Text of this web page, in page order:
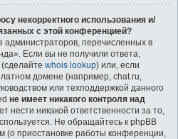
некорректного использования и/
с этой конференцией?
перечисленных в
Если вы не получили ответа,
whois lookup) или, если
домене (например, chat.ru,
или техподдержкой данного
не имеет никакого контроля над
нести никакой ответственности за то,
Не обращайтесь к phpBB
(о приостановке работы конференции,